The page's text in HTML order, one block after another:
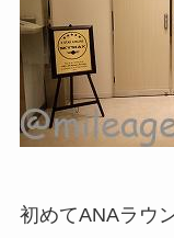
初めてANAラウ